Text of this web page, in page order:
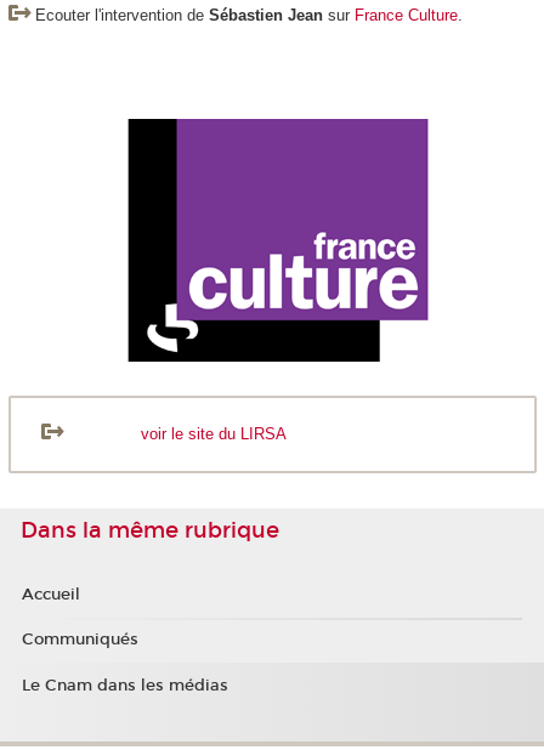
Ecouter l'intervention de Sébastien Jean sur France Culture.
voir le site du LIRSA
Dans la même rubrique
Accueil
Communiqués
Le Cnam dans les médias